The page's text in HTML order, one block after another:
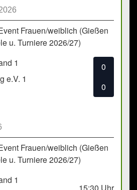
Frauen/weiblich (Gießen
u. Turniere 2026/27)
1
e.V. 1
0
0
Frauen/weiblich (Gießen
u. Turniere 2026/27)
1